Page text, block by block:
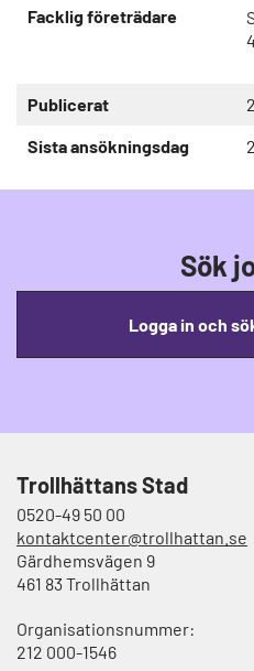
Facklig företrädare
Publicerat
Sista ansökningsdag
Sök
Logga in och
Trollhättans Stad
0520-49 50 00
kontaktcenter@trollhattan.se
Gärdhemsvägen 9
461 83 Trollhättan
Organisationsnummer:
212 000-1546